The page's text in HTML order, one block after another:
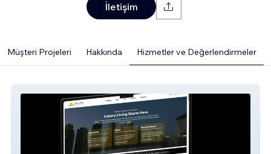
İletişim
Müşteri Projeleri Hakkında Hizmetler ve Değerlendirmeler